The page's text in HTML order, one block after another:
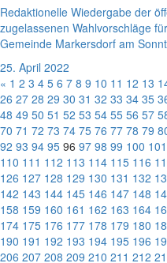
Redaktionelle Wiedergabe der
zugelassenen Wahlvorschläge
Gemeinde Markersdorf am
25. April 2022
« 1 2 3 4 5 6 7 8 9 10 11 12 13
26 27 28 29 30 31 32 33 34 35
48 49 50 51 52 53 54 55 56 57
70 71 72 73 74 75 76 77 78 79
92 93 94 95 96 97 98 99 100 101
110 111 112 113 114 115 116
126 127 128 129 130 131 132
142 143 144 145 146 147 148
158 159 160 161 162 163 164
174 175 176 177 178 179 180
190 191 192 193 194 195 196
206 207 208 209 210 211 212